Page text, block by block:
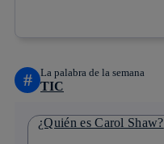
# La palabra de la semana
TIC
¿Quién es Carol Shaw?